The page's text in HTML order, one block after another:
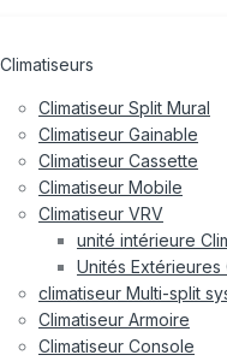
Climatiseurs
Climatiseur Split Mural
Climatiseur Gainable
Climatiseur Cassette
Climatiseur Mobile
Climatiseur VRV
unité intérieure
Unités Extérieures
climatiseur Multi-split
Climatiseur Armoire
Climatiseur Console